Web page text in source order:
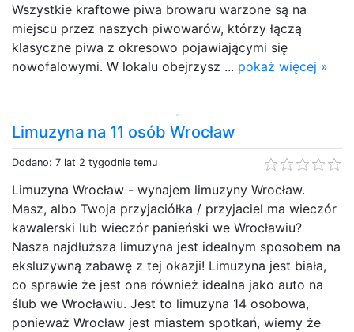
Wszystkie kraftowe piwa browaru warzone są na
miejscu przez naszych piwowarów, którzy łączą
klasyczne piwa z okresowo pojawiającymi się
nowofalowymi. W lokalu obejrzysz ... pokaż więcej »
Limuzyna na 11 osób Wrocław
Dodano: 7 lat 2 tygodnie temu
Limuzyna Wrocław - wynajem limuzyny Wrocław.
Masz, albo Twoja przyjaciółka / przyjaciel ma wieczór
kawalerski lub wieczór panieński we Wrocławiu?
Nasza najdłuższa limuzyna jest idealnym sposobem na
eksluzywną zabawę z tej okazji! Limuzyna jest biała,
co sprawie że jest ona również idealna jako auto na
ślub we Wrocławiu. Jest to limuzyna 14 osobowa,
ponieważ Wrocław jest miastem spotkań, wiemy że